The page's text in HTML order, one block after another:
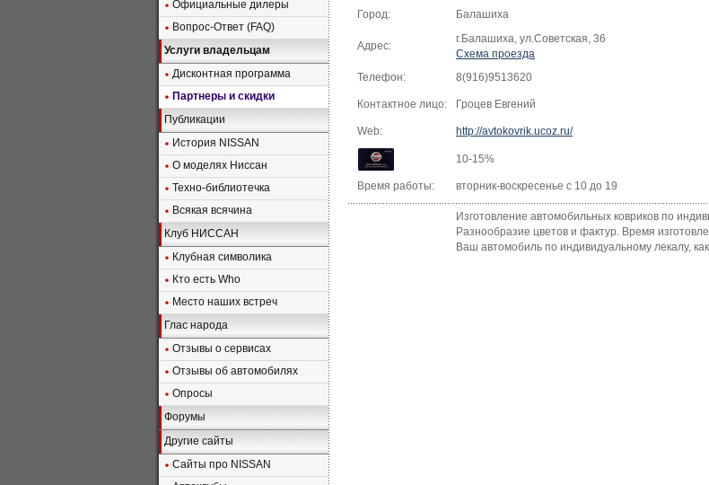
Официальные дилеры
Вопрос-Ответ (FAQ)
Услуги владельцам
Дисконтная программа
Партнеры и скидки
Публикации
История NISSAN
О моделях Ниссан
Техно-библиотечка
Всякая всячина
Клуб НИССАН
Клубная символика
Кто есть Who
Место наших встреч
Глас народа
Отзывы о сервисах
Отзывы об автомобилях
Опросы
Форумы
Другие сайты
Сайты про NISSAN
Город: Балашиха
Адрес:
г.Балашиха, ул.Советская, 36
Схема проезда
Телефон:
8(916)9513620
Контактное лицо: Гроцев Евгений
Web: http://avtokovrik.ucoz.ru/
10-15%
Время работы: вторник-воскресенье с 10 до 19
Изготовление автомобильных ковриков по
Разнообразие цветов и фактур. Время
Ваш автомобиль по индивидуальному лекалу,